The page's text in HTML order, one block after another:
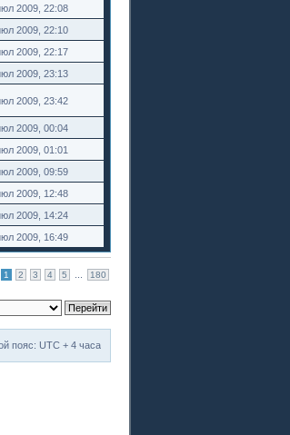
2009, 22:08
2009, 22:10
2009, 22:17
2009, 23:13
2009, 23:42
2009, 00:04
2009, 01:01
2009, 09:59
2009, 12:48
2009, 14:24
2009, 16:49
1 2 3 4 5 180
пояс: UTC + 4 часа